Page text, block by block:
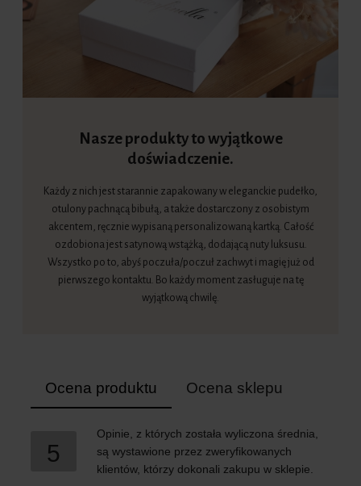
Nasze produkty to wyjątkowe
doświadczenie.
Każdy z nich jest starannie zapakowany w eleganckie pudełko,
otulony pachnącą bibułą, a także dostarczony z osobistym
akcentem, ręcznie wypisaną personalizowaną kartką. Całość
ozdobiona jest satynową wstążką, dodającą nuty luksusu.
Wszystko po to, abyś poczuła/poczuł zachwyt i magię już od
pierwszego kontaktu. Bo każdy moment zasługuje na tę
wyjątkową chwilę.
Ocena produktu Ocena sklepu
5
Opinie, z których została wyliczona średnia,
są wystawione przez zweryfikowanych
klientów, którzy dokonali zakupu w sklepie.